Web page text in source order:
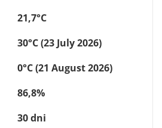
21,7°C
30°C (23 July 2026)
0°C (21 August 2026)
86,8%
30 dni